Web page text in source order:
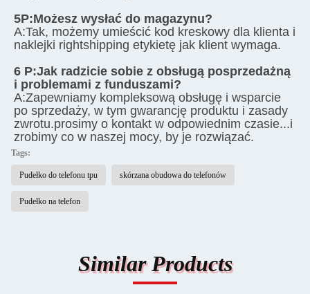
5P:Możesz wysłać do magazynu?
A:Tak, możemy umieścić kod kreskowy dla klienta i
naklejki rightshipping etykietę jak klient wymaga.
6 P:Jak radzicie sobie z obsługą posprzedażną
i problemami z funduszami?
A:Zapewniamy kompleksową obsługę i wsparcie
po sprzedaży, w tym gwarancję produktu i zasady
zwrotu.prosimy o kontakt w odpowiednim czasie...i
zrobimy co w naszej mocy, by je rozwiązać.
Tags:
Pudełko do telefonu tpu skórzana obudowa do telefonów
Pudełko na telefon
Similar Products